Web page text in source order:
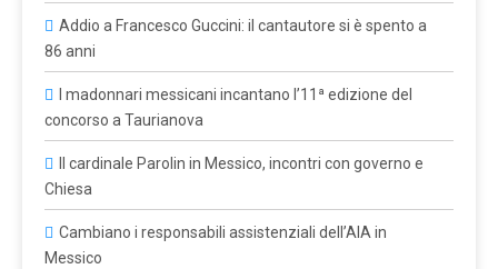
Addio a Francesco Guccini: il cantautore si è spento a
86 anni
I madonnari messicani incantano l’11ª edizione del
concorso a Taurianova
Il cardinale Parolin in Messico, incontri con governo e
Chiesa
Cambiano i responsabili assistenziali dell’AIA in
Messico